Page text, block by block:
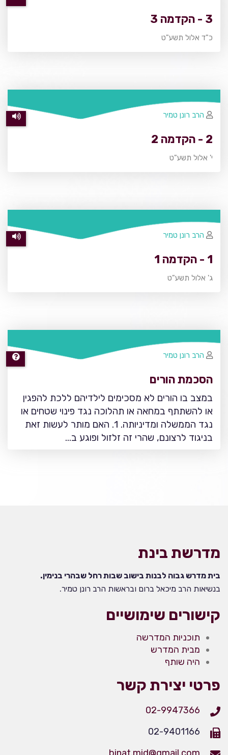
3 - הקדמה 3
כ"ד אלול תשע"ט
2 - הקדמה 2
י' אלול תשע"ט
הרב רונן טמיר
1 - הקדמה 1
ג' אלול תשע"ט
הרב רונן טמיר
הסכמת הורים
במצב בו הורים לא מסכימים לילדיהם ללכת להפגין
או להשתתף במחאה או תהלוכה נגד פינוי שטחים או
נגד הממשלה ומדיניותה. 1. האם מותר לעשות זאת
בניגוד לרצונם, שהרי זה זלזול ופוגע ב…
הרב רונן טמיר
מדרשת בינת
בית מדרש גבוה לבנות בישוב שבות רחל שבהרי בנימין.
בנשיאות הרב מיכאל ברום ובראשות הרב רונן טמיר.
קישורים שימושיים
תוכניות המדרשה
מבית המדרש
היה שותף
פרטי יצירת קשר
02-9947366
02-9401166